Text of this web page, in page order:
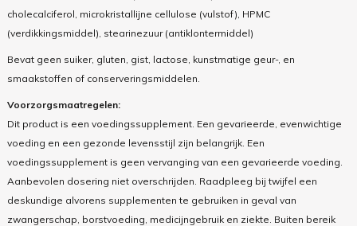
cholecalciferol, microkristallijne cellulose (vulstof), HPMC
(verdikkingsmiddel), stearinezuur (antiklontermiddel)
Bevat geen suiker, gluten, gist, lactose, kunstmatige geur-, en
smaakstoffen of conserveringsmiddelen.
Voorzorgsmaatregelen:
Dit product is een voedingssupplement. Een gevarieerde, evenwichtige
voeding en een gezonde levensstijl zijn belangrijk. Een
voedingssupplement is geen vervanging van een gevarieerde voeding.
Aanbevolen dosering niet overschrijden. Raadpleeg bij twijfel een
deskundige alvorens supplementen te gebruiken in geval van
zwangerschap, borstvoeding, medicijngebruik en ziekte. Buiten bereik